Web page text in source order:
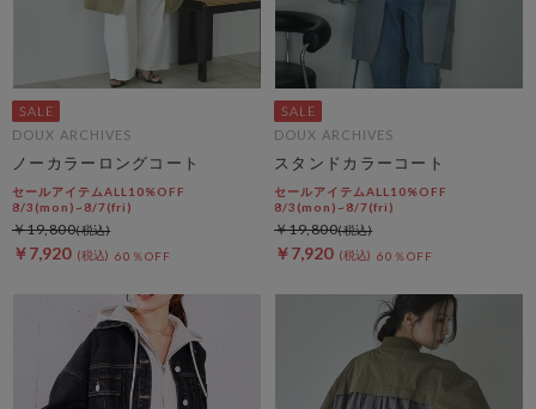
DOUX ARCHIVES
ノーカラーロングコート
セールアイテムALL10%OFF
8/3(mon)~8/7(fri)
￥7,920 60％OFF
￥19,800
DOUX ARCHIVES
スタンドカラーコート
セールアイテムALL10%OFF
8/3(mon)~8/7(fri)
￥7,920 60％OFF
￥19,800